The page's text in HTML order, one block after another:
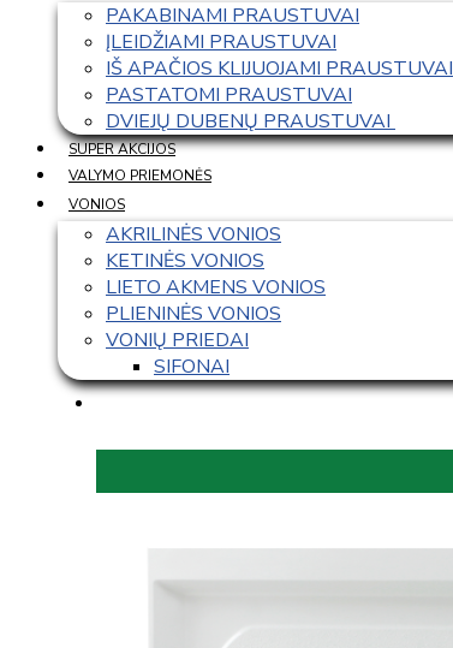
PAKABINAMI PRAUSTUVAI
ĮLEIDŽIAMI PRAUSTUVAI
IŠ APAČIOS KLIJUOJAMI PRAUSTUVAI
PASTATOMI PRAUSTUVAI
DVIEJŲ DUBENŲ PRAUSTUVAI
SUPER AKCIJOS
VALYMO PRIEMONĖS
VONIOS
AKRILINĖS VONIOS
KETINĖS VONIOS
LIETO AKMENS VONIOS
PLIENINĖS VONIOS
VONIŲ PRIEDAI
SIFONAI